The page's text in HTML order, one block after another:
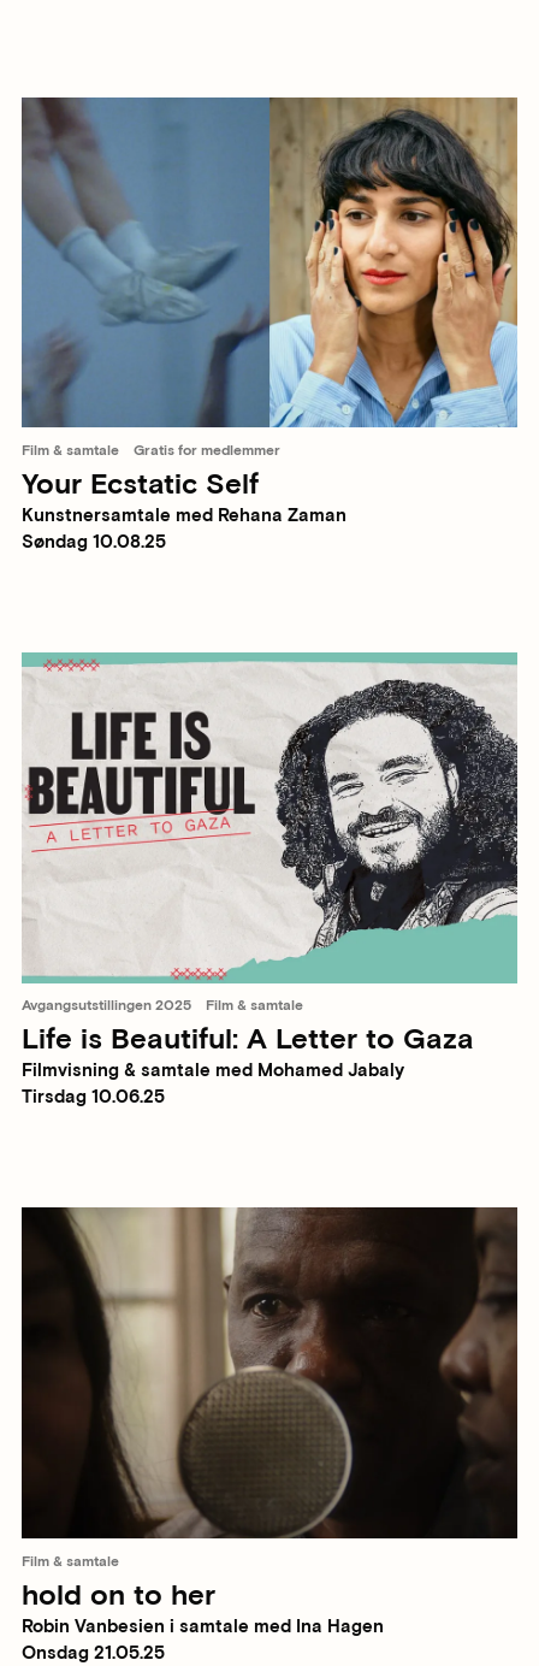
Film & samtale Gratis for medlemmer
Your Ecstatic Self
Kunstnersamtale med Rehana Zaman
Søndag 10.08.25
Avgangsutstillingen 2025 Film & samtale
Life is Beautiful: A Letter to Gaza
Filmvisning & samtale med Mohamed Jabaly
Tirsdag 10.06.25
Film & samtale
hold on to her
Robin Vanbesien i samtale med Ina Hagen
Onsdag 21.05.25